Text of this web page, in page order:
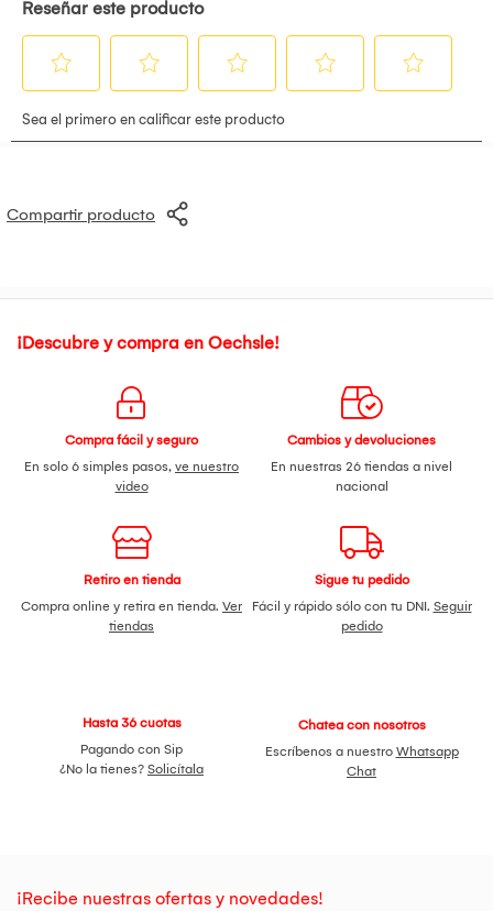
Compartir producto
¡Descubre y compra en Oechsle!
Compra fácil y seguro
En solo 6 simples pasos, ve nuestro
video
Cambios y devoluciones
En nuestras 26 tiendas a nivel
nacional
Retiro en tienda
Compra online y retira en tienda. Ver
tiendas
Sigue tu pedido
Fácil y rápido sólo con tu DNI. Seguir
pedido
Hasta 36 cuotas
Pagando con Sip
¿No la tienes? Solicítala
Chatea con nosotros
Escríbenos a nuestro Whatsapp
Chat
¡Recibe nuestras ofertas y novedades!